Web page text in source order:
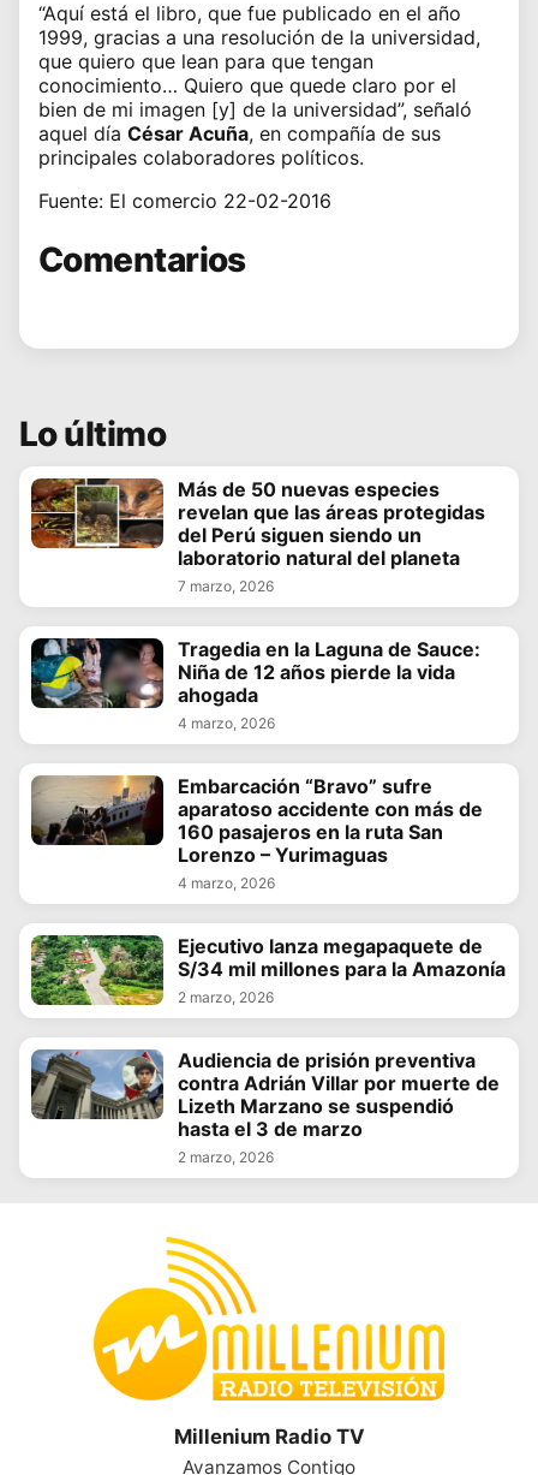
“Aquí está el libro, que fue publicado en el año
1999, gracias a una resolución de la universidad,
que quiero que lean para que tengan
conocimiento… Quiero que quede claro por el
bien de mi imagen [y] de la universidad”, señaló
aquel día César Acuña, en compañía de sus
principales colaboradores políticos.
Fuente: El comercio 22-02-2016
Comentarios
Lo último
Más de 50 nuevas especies
revelan que las áreas protegidas
del Perú siguen siendo un
laboratorio natural del planeta
7 marzo, 2026
Tragedia en la Laguna de Sauce:
Niña de 12 años pierde la vida
ahogada
4 marzo, 2026
Embarcación “Bravo” sufre
aparatoso accidente con más de
160 pasajeros en la ruta San
Lorenzo – Yurimaguas
4 marzo, 2026
Ejecutivo lanza megapaquete de
S/34 mil millones para la Amazonía
2 marzo, 2026
Audiencia de prisión preventiva
contra Adrián Villar por muerte de
Lizeth Marzano se suspendió
hasta el 3 de marzo
2 marzo, 2026
Millenium Radio TV
Avanzamos Contigo